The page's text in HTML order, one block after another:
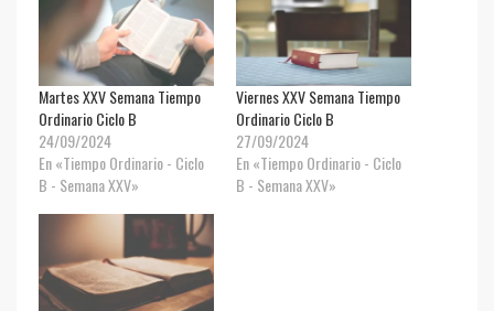
Martes XXV Semana Tiempo
Ordinario Ciclo B
24/09/2024
En «Tiempo Ordinario - Ciclo
B - Semana XXV»
Viernes XXV Semana Tiempo
Ordinario Ciclo B
27/09/2024
En «Tiempo Ordinario - Ciclo
B - Semana XXV»